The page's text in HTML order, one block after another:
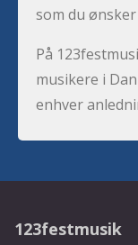
som du
På
musikere i
enhver
123festmusik